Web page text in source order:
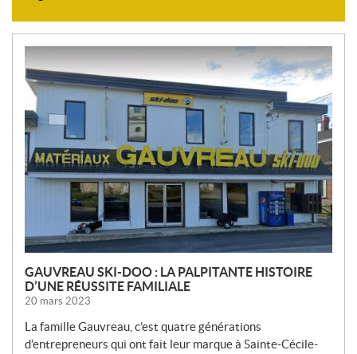
N
O
U
V
E
L
L
E
GAUVREAU SKI-DOO : LA PALPITANTE HISTOIRE
D’UNE RÉUSSITE FAMILIALE
20 mars 2023
La famille Gauvreau, c’est quatre générations
d’entrepreneurs qui ont fait leur marque à Sainte-Cécile-